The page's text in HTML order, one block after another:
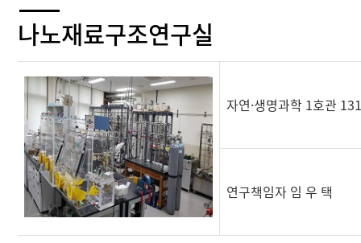
입학안내
부가정보
나노재료구조연구실
자연·생명과학 1호관
연구책임자 임 우 택